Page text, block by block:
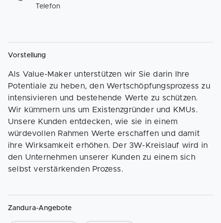
Telefon
Vorstellung
Als Value-Maker unterstützen wir Sie darin Ihre
Potentiale zu heben, den Wertschöpfungsprozess zu
intensivieren und bestehende Werte zu schützen.
Wir kümmern uns um Existenzgründer und KMUs.
Unsere Kunden entdecken, wie sie in einem
würdevollen Rahmen Werte erschaffen und damit
ihre Wirksamkeit erhöhen. Der 3W-Kreislauf wird in
den Unternehmen unserer Kunden zu einem sich
selbst verstärkenden Prozess.
Zandura-Angebote